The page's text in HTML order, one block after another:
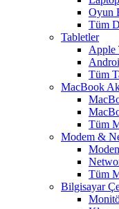
Oyun
Tüm
Tabletler
Apple
Tüm
MacBook
Tüm
Modem &
Tüm
Bilgisayar